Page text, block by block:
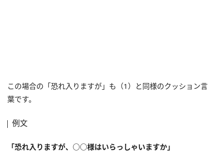
この場合の「恐れ入りますが」も（1）と同様のクッション言
葉です。
例文
「恐れ入りますが、○○様はいらっしゃいますか」